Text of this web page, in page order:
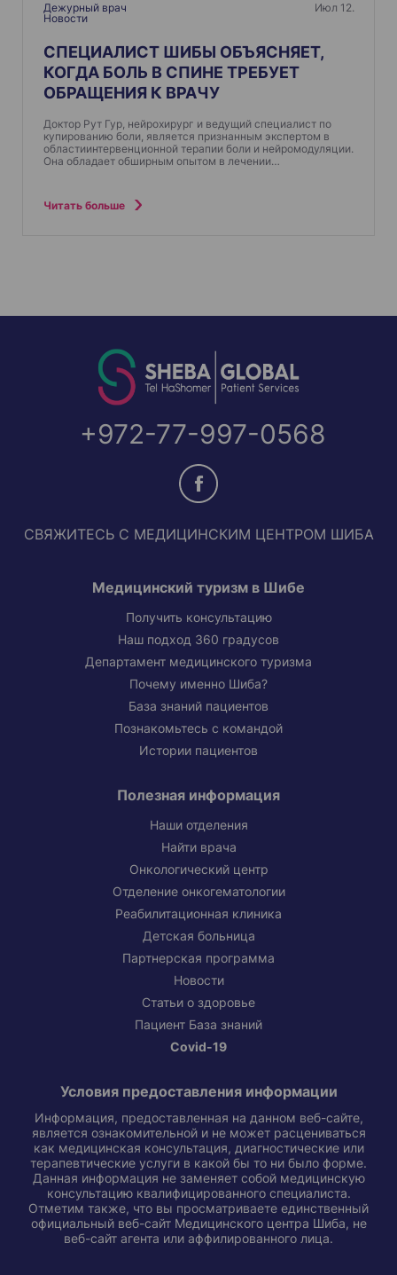
Дежурный врач
Новости
Июл 12.
СПЕЦИАЛИСТ ШИБЫ ОБЪЯСНЯЕТ,
КОГДА БОЛЬ В СПИНЕ ТРЕБУЕТ
ОБРАЩЕНИЯ К ВРАЧУ
Доктор Рут Гур, нейрохирург и ведущий специалист по
купированию боли, является признанным экспертом в
областиинтервенционной терапии боли и нейромодуляции.
Она обладает обширным опытом в лечении…
Читать больше
+972-77-997-0568
СВЯЖИТЕСЬ С МЕДИЦИНСКИМ ЦЕНТРОМ ШИБА
Медицинский туризм в Шибе
Получить консультацию
Наш подход 360 градусов
Департамент медицинского туризма
Почему именно Шиба?
База знаний пациентов
Познакомьтесь с командой
Истории пациентов
Полезная информация
Наши отделения
Найти врача
Онкологический центр
Отделение онкогематологии
Реабилитационная клиника
Детская больница
Партнерская программа
Новости
Статьи о здоровье
Пациент База знаний
Covid-19
Условия предоставления информации
Информация, предоставленная на данном веб-сайте,
является ознакомительной и не может расцениваться
как медицинская консультация, диагностические или
терапевтические услуги в какой бы то ни было форме.
Данная информация не заменяет собой медицинскую
консультацию квалифицированного специалиста.
Отметим также, что вы просматриваете единственный
официальный веб-сайт Медицинского центра Шиба, не
веб-сайт агента или аффилированного лица.